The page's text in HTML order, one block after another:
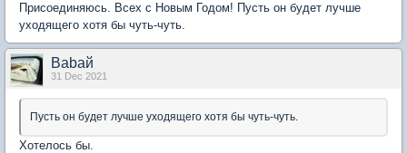
Присоединяюсь. Всех с Новым Годом! Пусть он будет лучше
уходящего хотя бы чуть-чуть.
Babaй
31 Dec 2021
Пусть он будет лучше уходящего хотя бы чуть-чуть.
Хотелось бы.